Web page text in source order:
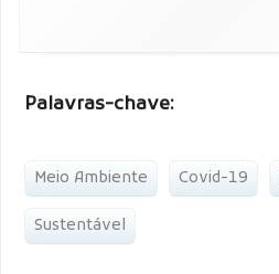
Palavras-chave:
Meio Ambiente Covid-19
Sustentável